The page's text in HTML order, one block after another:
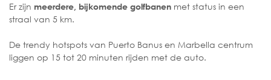
Er zijn meerdere, bijkomende golfbanen met status in een
straal van 5 km.
De trendy hotspots van Puerto Banus en Marbella centrum
liggen op 15 tot 20 minuten rijden met de auto.